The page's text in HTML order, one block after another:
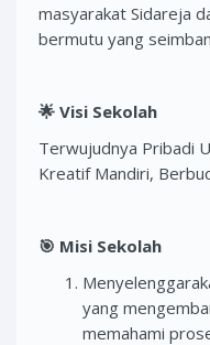
masyarakat Sidareja
bermutu yang
🌟 Visi Sekolah
Terwujudnya Pribadi
Kreatif Mandiri,
🎯 Misi Sekolah
yang
memahami